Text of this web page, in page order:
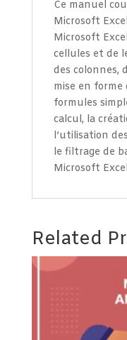
Ce manuel
Microsoft
Microsoft
cellules et de
des colonnes,
mise en forme
formules
calcul, la
l’utilisation
le filtrage de
Microsoft
Related